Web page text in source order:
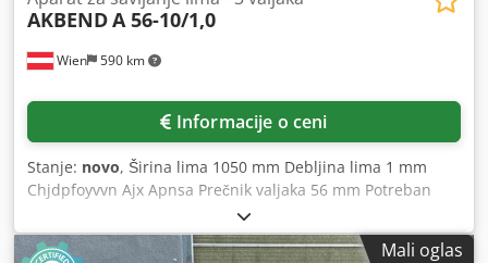
Wien 590 km
AKBENDA 56-10/1,0
Informacije o ceni
Stanje: novo, Širina lima 1050 mm Debljina lima 1 mm
Chjdpfoyvvn Ajx Apnsa Prečnik valjaka 56 mm Potreban
prostor cca 1600 x 700 x 1050 mm Oprema: - Gornji valjak
ručno izbaciv Specijalna oprema: - Kaljeni valjci
Mali oglas